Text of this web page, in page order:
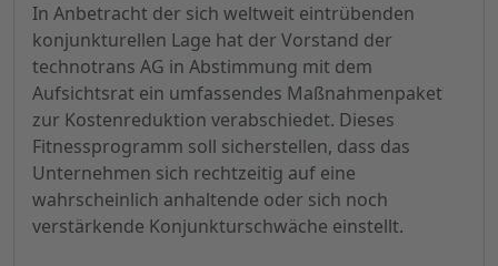
In Anbetracht der sich weltweit eintrübenden
konjunkturellen Lage hat der Vorstand der
technotrans AG in Abstimmung mit dem
Aufsichtsrat ein umfassendes Maßnahmenpaket
zur Kostenreduktion verabschiedet. Dieses
Fitnessprogramm soll sicherstellen, dass das
Unternehmen sich rechtzeitig auf eine
wahrscheinlich anhaltende oder sich noch
verstärkende Konjunkturschwäche einstellt.